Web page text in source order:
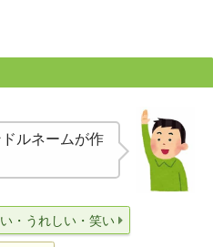
ルネームが作
・うれしい・笑い